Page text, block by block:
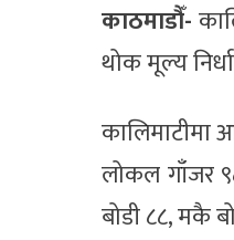
काठमाडौँ-
थोक मूल्य
कालिमाटीमा
लोकल गाँजर
बोडी ८८, मकै